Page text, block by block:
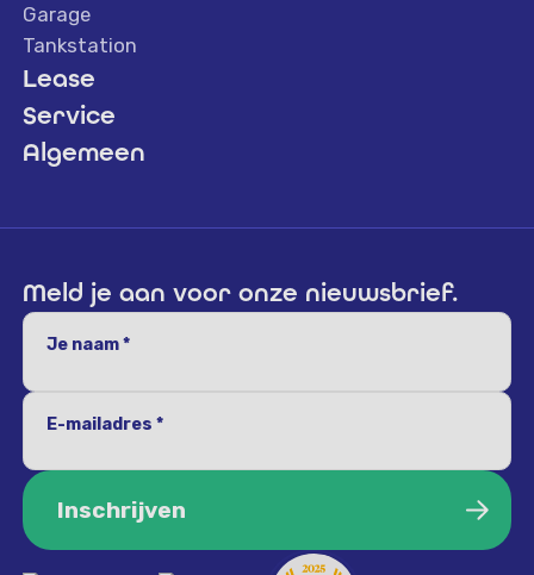
Garage
Tankstation
Lease
Service
Algemeen
Meld je aan voor onze nieuwsbrief.
Je naam *
E-mailadres *
Inschrijven